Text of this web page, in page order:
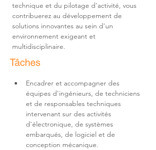
technique et du pilotage d'activité, vous
contribuerez au développement de
solutions innovantes au sein d'un
environnement exigeant et
multidisciplinaire.
Tâches
Encadrer et accompagner des
équipes d'ingénieurs, de techniciens
et de responsables techniques
intervenant sur des activités
d'électronique, de systèmes
embarqués, de logiciel et de